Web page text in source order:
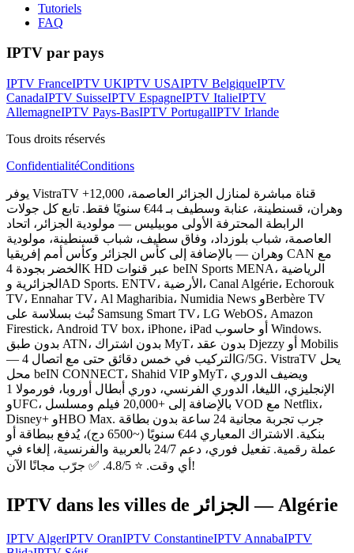
Tutoriels
FAQ
IPTV par pays
IPTV FranceIPTV UKIPTV USAIPTV BelgiqueIPTV
CanadaIPTV SuisseIPTV EspagneIPTV ItalieIPTV
AllemagneIPTV Pays-BasIPTV PortugalIPTV Irlande
Tous droits réservés
ConfidentialitéConditions
يوفر VistraTV +12,000 قناة مباشرة لمنازل الجزائر العاصمة،
وهران، قسنطينة، عنابة وسطيف بـ 44€ سنويًا فقط. تابع كل جولات
الرابطة المحترفة الأولى موبيليس — مولودية الجزائر، اتحاد
العاصمة، شباب بلوزداد، وفاق سطيف، شباب قسنطينة، مولودية
وهران — بالإضافة إلى كأس الجزائر وكأس أمم إفريقيا CAN مع
الخضر بجودة 4K HD عبر قنوات beIN Sports MENA، الرياضية
الجزائرية وAD Sports. ENTV، الأرضية، Canal Algérie، Echorouk
TV، Ennahar TV، Al Magharibia، Numidia News وBerbère TV
تُبث بسلاسة على Samsung Smart TV، LG WebOS، Amazon
Firestick، Android TV box، iPhone، iPad أو حاسوب Windows.
بدون طبق ATN، بدون اشتراك MyT، بدون عقد Djezzy أو Mobilis
— التركيب في خمس دقائق حتى مع اتصال 4G/5G. VistraTV يحل
محل beIN CONNECT، Shahid VIP وMyT، ويضيف الدوري
الإنجليزي، الليغا، الدوري الفرنسي، دوري أبطال أوروبا، فورمولا 1
وUFC، بالإضافة إلى +20,000 فيلم ومسلسل VOD مع Netflix،
Disney+ وHBO Max. جرب تجربة مجانية 24 ساعة بدون بطاقة
بنكية. الاشتراك المعياري 44€ سنويًا (~6500 دج)، يُدفع ببطاقة أو
عملة رقمية. تفعيل فوري، دعم 24/7 بالعربية والفرنسية، إلغاء في
أي وقت. ⭐ 4.8/5. ✅ جرّب مجانًا الآن!
IPTV dans les villes de الجزائر — Algérie
IPTV AlgerIPTV OranIPTV ConstantineIPTV AnnabaIPTV